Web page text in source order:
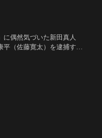
偶然気づいた新田真人
平（佐藤寛太）を逮捕す